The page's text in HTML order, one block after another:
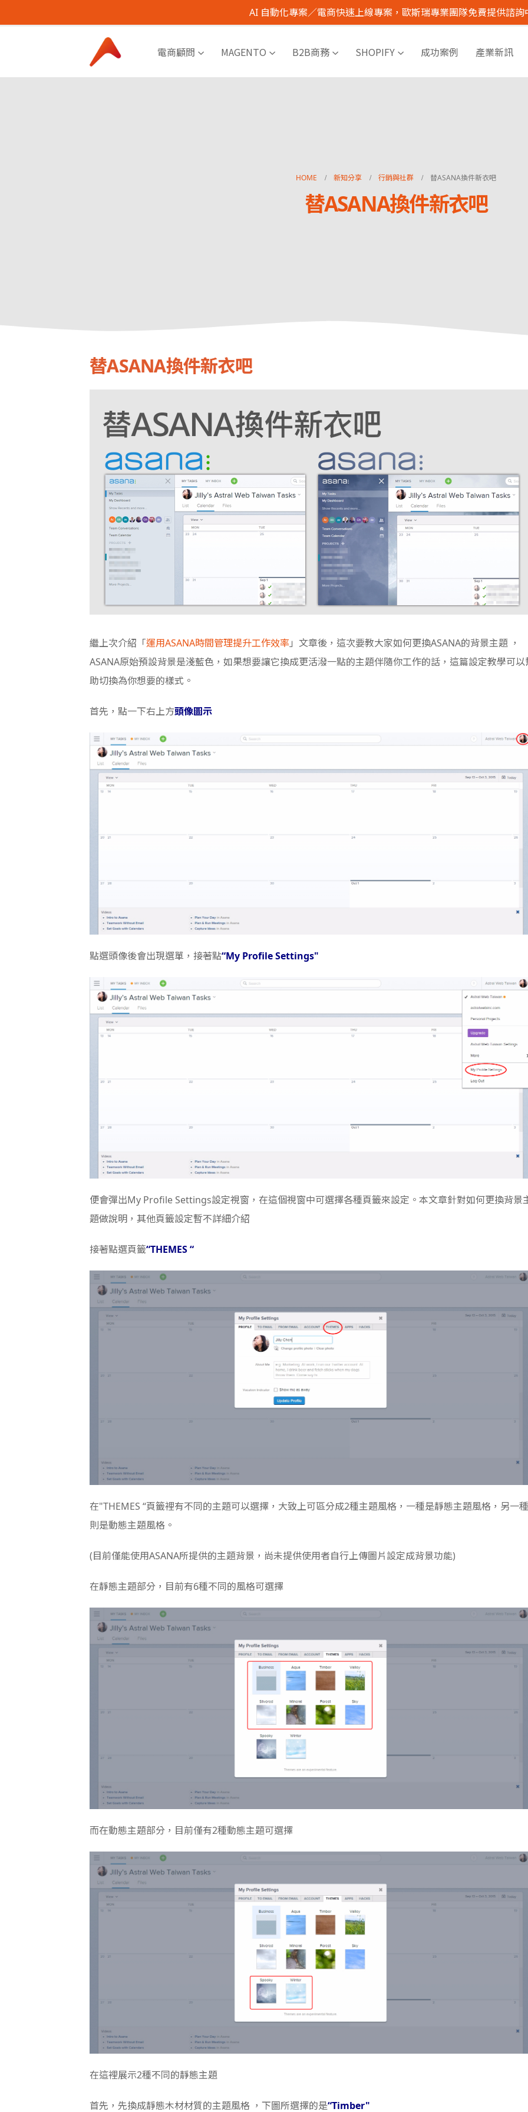
AI 自動化專案／電商快速上線專案，歐斯瑞專業團隊免費提供諮詢
電商顧問 MAGENTO B2B商務 SHOPIFY 成功案例 產業新訊
HOME 新知分享 行銷與社群 替ASANA換件新衣吧
替ASANA換件新衣吧
替ASANA換件新衣吧
繼上次介紹「運用ASANA時間管理提升工作效率」文章後，這次要教大家如何更換ASANA的背景主題 ，
ASANA原始預設背景是淺藍色，如果想要讓它換成更活潑一點的主題伴隨你工作的話，這篇設定教學可以
助切換為你想要的樣式。
首先，點一下右上方頭像圖示
點選頭像後會出現選單，接著點“My Profile Settings"
便會彈出My Profile Settings設定視窗，在這個視窗中可選擇各種頁籤來設定。本文章針對如何更換背景
題做說明，其他頁籤設定暫不詳細介紹
接著點選頁籤“THEMES “
在"THEMES “頁籤裡有不同的主題可以選擇，大致上可區分成2種主題風格，一種是靜態主題風格，另一種
則是動態主題風格。
(目前僅能使用ASANA所提供的主題背景，尚未提供使用者自行上傳圖片設定成背景功能)
在靜態主題部分，目前有6種不同的風格可選擇
而在動態主題部分，目前僅有2種動態主題可選擇
在這裡展示2種不同的靜態主題
首先，先換成靜態木材材質的主題風格 ，下圖所選擇的是“Timber"